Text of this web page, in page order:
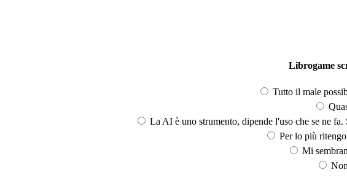
Librogame
Tutto il male
La AI è uno strumento, dipende l'uso che se ne
Per lo più
Mi